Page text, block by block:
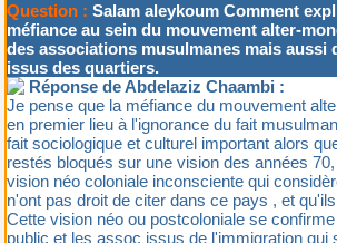
Question : Salam aleykoum Comment
méfiance au sein du mouvement alter-
des associations musulmanes mais aussi
issus des quartiers.
Réponse de Abdelaziz Chaambi :
Je pense que la méfiance du mouvement
en premier lieu à l'ignorance du fait
fait sociologique et culturel important alors
restés bloqués sur une vision des années
vision néo coloniale inconsciente qui
n'ont pas droit de citer dans ce pays , et
Cette vision néo ou postcoloniale se
public et les assoc issus de l'immigration qui